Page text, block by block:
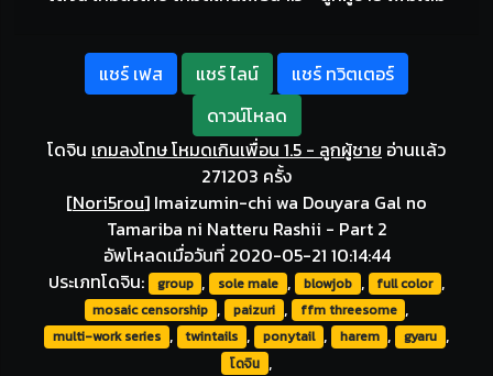
แชร์ เฟส แชร์ ไลน์
แชร์ ทวิตเตอร์
ดาวน์โหลด
โดจิน เกมลงโทษ โหมดเกินเพื่อน 1.5 - ลูกผู้ชาย อ่านเเล้ว
271203 ครั้ง
[Nori5rou] Imaizumin-chi wa Douyara Gal no
Tamariba ni Natteru Rashii - Part 2
อัพโหลดเมื่อวันที่ 2020-05-21 10:14:44
ประเภทโดจิน:
group , sole male , blowjob , full color ,
mosaic censorship , paizuri , ffm threesome ,
multi-work series , twintails , ponytail , harem , gyaru ,
โดจิน ,